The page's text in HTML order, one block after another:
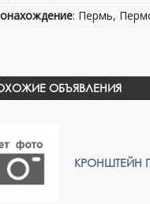
: Пермь,
ОБЪЯВЛЕНИЯ
КРОНШТЕЙН